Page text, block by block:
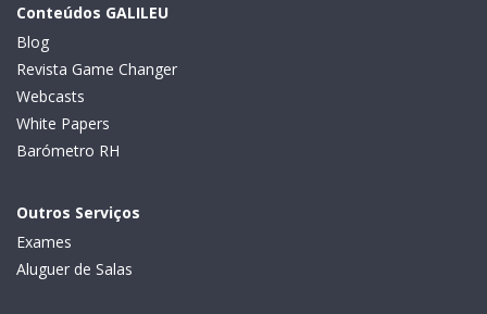
Conteúdos GALILEU
Blog
Revista Game Changer
Webcasts
White Papers
Barómetro RH
Outros Serviços
Exames
Aluguer de Salas